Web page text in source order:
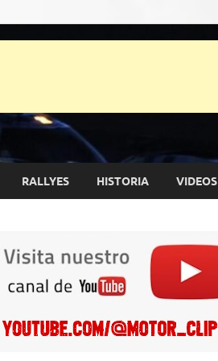
RALLYES HISTORIA VIDEOS